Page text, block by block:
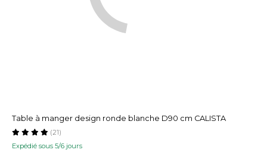
Table à manger design ronde blanche D90 cm CALISTA
Expédié sous 5/6 jours
(21)